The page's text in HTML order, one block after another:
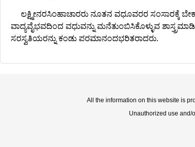
ಲಕ್ಷ್ಮೀನರಸಿಂಹಾಚಾರರು ನೂತನ ವಧೂವರರ ಸಂಸಾರಕ್ಕೆ
ವಾದ್ಯವೈಭವದಿಂದ ವಧುವನ್ನು ಮನೆತುಂಬಿಸಿಕೊಳ್ಳುವ
ಸರಸ್ವತಿಯರನ್ನು ಕಂಡು ಪರಮಾನಂದಭರಿತರಾದರು.
All the information on this website is
Unauthorized use and/